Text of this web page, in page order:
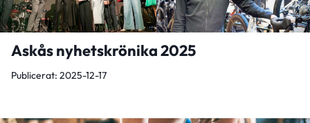
Askås nyhetskrönika 2025
Publicerat: 2025-12-17